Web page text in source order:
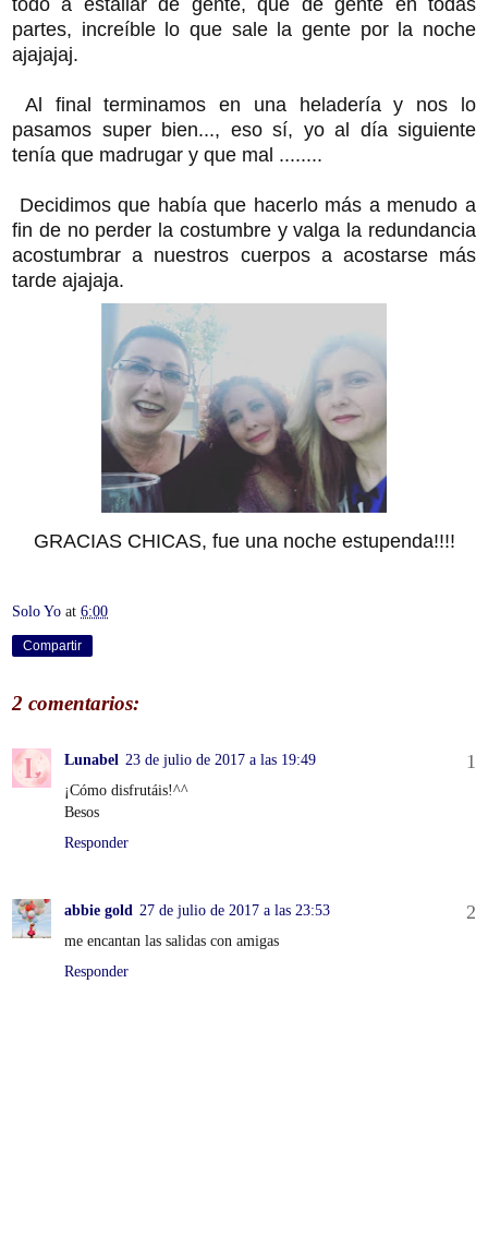
partes, increíble lo que sale la gente por la noche
ajajajaj.
Al final terminamos en una heladería y nos lo
pasamos super bien..., eso sí, yo al día siguiente
tenía que madrugar y que mal ........
Decidimos que había que hacerlo más a menudo a
fin de no perder la costumbre y valga la redundancia
acostumbrar a nuestros cuerpos a acostarse más
tarde ajajaja.
GRACIAS CHICAS, fue una noche estupenda!!!!
Solo Yo at 6:00
Compartir
2 comentarios:
Lunabel 23 de julio de 2017 a las 19:49
¡Cómo disfrutáis!^^
Besos
Responder
abbie gold 27 de julio de 2017 a las 23:53
me encantan las salidas con amigas
Responder